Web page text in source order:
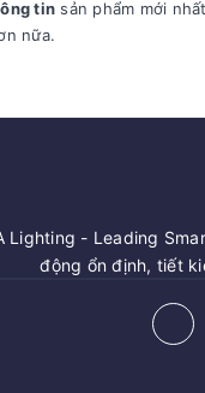
tin sản phẩm mới
nữa.
Lighting - Leading
động ổn định, tiết